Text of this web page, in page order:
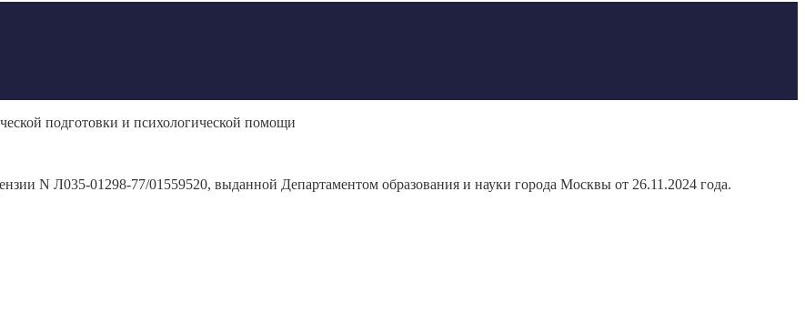
подготовки и психологической помощи
N Л035-01298-77/01559520, выданной Департаментом образования и науки города Москвы от 26.11.2024 года.